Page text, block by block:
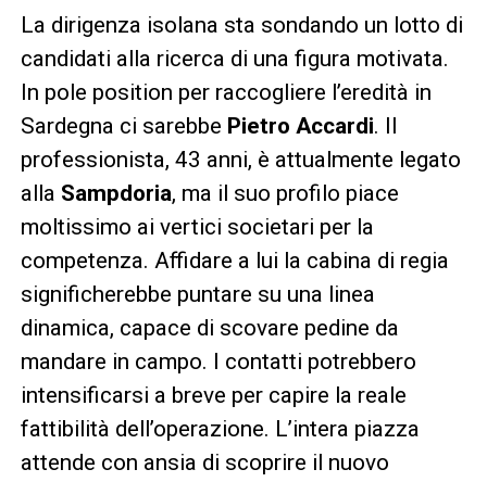
La dirigenza isolana sta sondando un lotto di
candidati alla ricerca di una figura motivata.
In pole position per raccogliere l’eredità in
Sardegna ci sarebbe Pietro Accardi. Il
professionista, 43 anni, è attualmente legato
alla Sampdoria, ma il suo profilo piace
moltissimo ai vertici societari per la
competenza. Affidare a lui la cabina di regia
significherebbe puntare su una linea
dinamica, capace di scovare pedine da
mandare in campo. I contatti potrebbero
intensificarsi a breve per capire la reale
fattibilità dell’operazione. L’intera piazza
attende con ansia di scoprire il nuovo